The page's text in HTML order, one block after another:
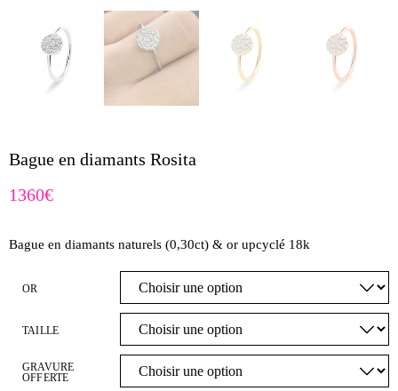
Bague en diamants Rosita
1360€
Bague en diamants naturels (0,30ct) & or upcyclé 18k
OR
TAILLE
GRAVURE
OFFERTE